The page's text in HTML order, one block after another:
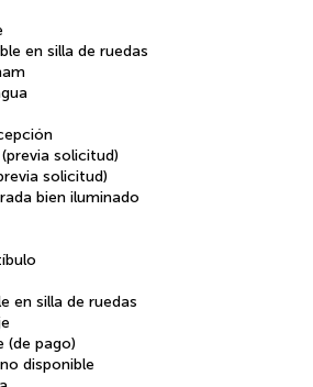
en silla de ruedas
solicitud)
solicitud)
bien iluminado
en silla de ruedas
(de pago)
disponible